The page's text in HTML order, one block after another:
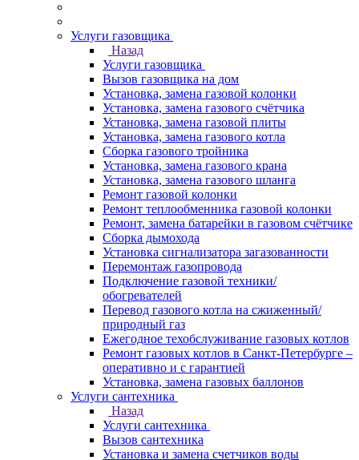
Услуги газовщика
Назад
Услуги газовщика
Вызов газовщика на дом
Установка, замена газовой колонки
Установка, замена газового счётчика
Установка, замена газовой плиты
Установка, замена газового котла
Сборка газового тройника
Установка, замена газового крана
Установка, замена газового шланга
Ремонт газовой колонки
Ремонт теплообменника газовой колонки
Ремонт, замена батарейки в газовом счётчике
Сборка дымохода
Установка сигнализатора загазованности
Перемонтаж газопровода
Подключение газовой техники/
обогревателей
Перевод газового котла на сжиженный/
природный газ
Ежегодное техобслуживание газовых котлов
Ремонт газовых котлов в Санкт-Петербурге –
оперативно и с гарантией
Установка, замена газовых баллонов
Услуги сантехника
Назад
Услуги сантехника
Вызов сантехника
Установка и замена счетчиков воды